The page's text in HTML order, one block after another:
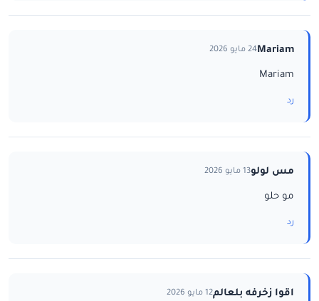
Mariam24 مايو 2026
Mariam
رد
مس لولو13 مايو 2026
مو حلو
رد
اقوا زخرفه بلعالم12 مايو 2026